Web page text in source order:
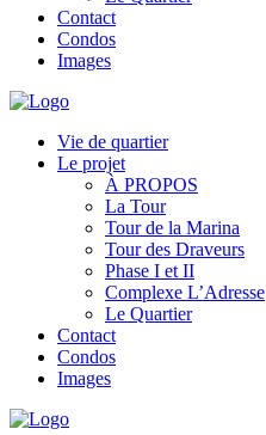
Contact
Condos
Images
Vie de quartier
Le projet
À PROPOS
La Tour
Tour de la Marina
Tour des Draveurs
Phase I et II
Complexe L’Adresse
Le Quartier
Contact
Condos
Images